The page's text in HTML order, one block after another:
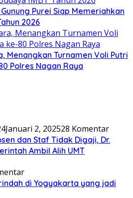
Purei Siap Memeriahkan
2026
Menangkan Turnamen Voli Putri
Polres Nagan Raya
Januari 2, 202528 Komentar
dan Staf Tidak Digaji, Dr.
Ambil Alih UMT
di Yogyakarta yang jadi